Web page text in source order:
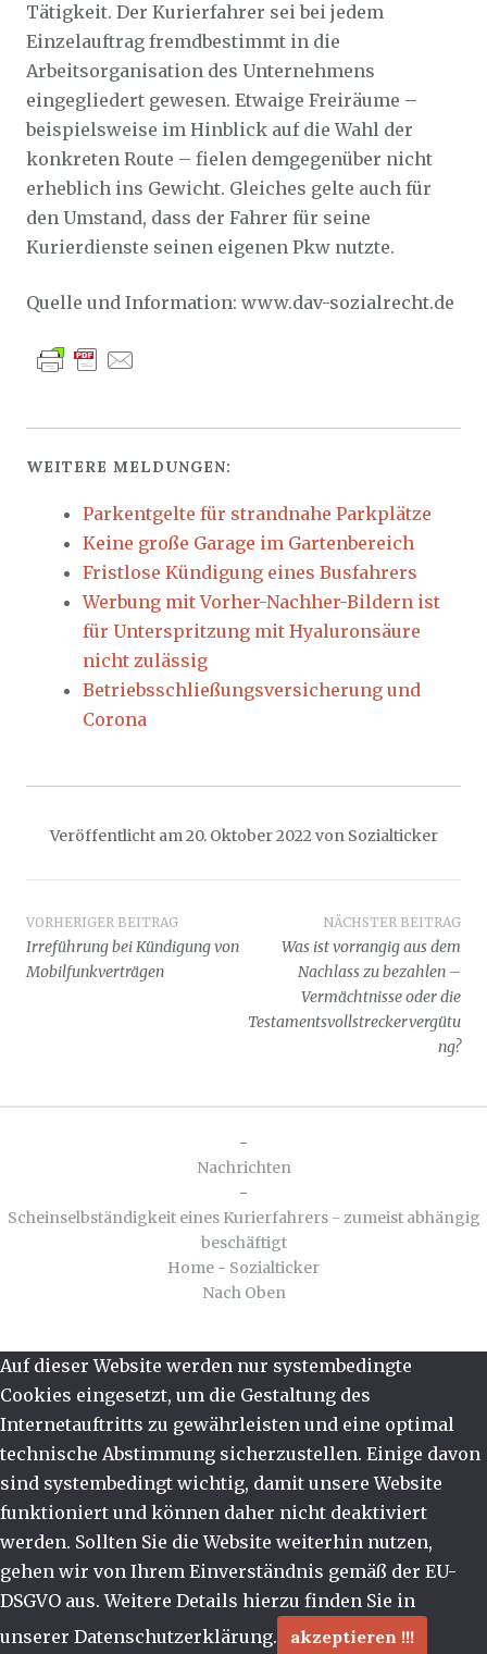
Tätigkeit. Der Kurierfahrer sei bei jedem
Einzelauftrag fremdbestimmt in die
Arbeitsorganisation des Unternehmens
eingegliedert gewesen. Etwaige Freiräume –
beispielsweise im Hinblick auf die Wahl der
konkreten Route – fielen demgegenüber nicht
erheblich ins Gewicht. Gleiches gelte auch für
den Umstand, dass der Fahrer für seine
Kurierdienste seinen eigenen Pkw nutzte.
Quelle und Information: www.dav-sozialrecht.de
WEITERE MELDUNGEN:
Parkentgelte für strandnahe Parkplätze
Keine große Garage im Gartenbereich
Fristlose Kündigung eines Busfahrers
Werbung mit Vorher-Nachher-Bildern ist
für Unterspritzung mit Hyaluronsäure
nicht zulässig
Betriebsschließungsversicherung und
Corona
Veröffentlicht am20. Oktober 2022 von Sozialticker
Beitragsnavigation
VORHERIGER BEITRAG
Irreführung bei Kündigung von
Mobilfunkverträgen
NÄCHSTER BEITRAG
Was ist vorrangig aus dem
Nachlass zu bezahlen –
Vermächtnisse oder die
Testamentsvollstreckervergütu
ng?
-
Nachrichten
-
Scheinselbständigkeit eines Kurierfahrers - zumeist abhängig
beschäftigt
Home - Sozialticker
Nach Oben
Auf dieser Website werden nur systembedingte
Cookies eingesetzt, um die Gestaltung des
Internetauftritts zu gewährleisten und eine optimal
technische Abstimmung sicherzustellen. Einige davon
sind systembedingt wichtig, damit unsere Website
funktioniert und können daher nicht deaktiviert
werden. Sollten Sie die Website weiterhin nutzen,
gehen wir von Ihrem Einverständnis gemäß der EU-
DSGVO aus. Weitere Details hierzu finden Sie in
unserer Datenschutzerklärung.
akzeptieren !!!